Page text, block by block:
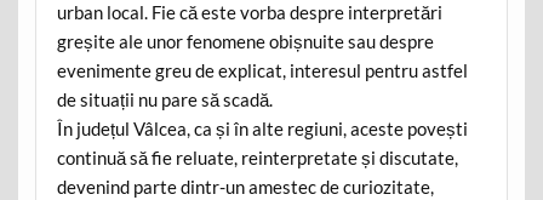
urban local. Fie că este vorba despre interpretări
greșite ale unor fenomene obișnuite sau despre
evenimente greu de explicat, interesul pentru astfel
de situații nu pare să scadă.
În județul Vâlcea, ca și în alte regiuni, aceste povești
continuă să fie reluate, reinterpretate și discutate,
devenind parte dintr-un amestec de curiozitate,